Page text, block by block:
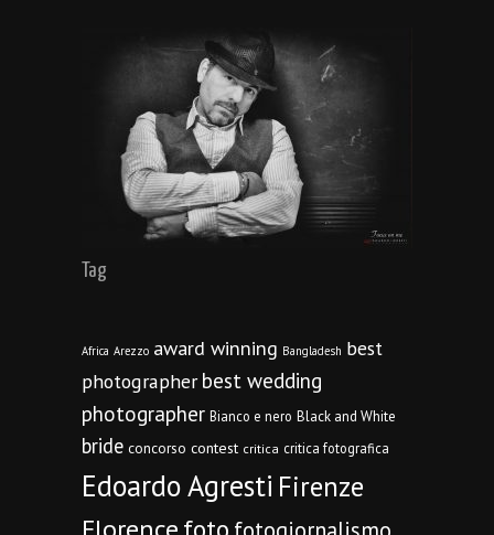
Tag
Africa Arezzo award winning Bangladesh best
photographer best wedding
photographer Bianco e nero Black and White
bride concorso contest critica critica fotografica
Edoardo Agresti Firenze